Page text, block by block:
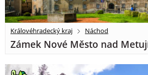
Královéhradecký kraj Náchod
Zámek Nové Město nad